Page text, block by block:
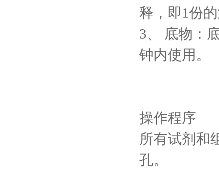
释，即1份
3、 底物：
钟内使用。
操作程序
所有试剂和
孔。